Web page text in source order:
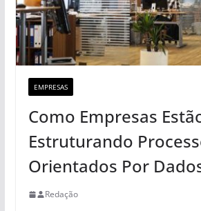
EMPRESAS
Como Empresas
Estruturando
Orientados Por
Redação